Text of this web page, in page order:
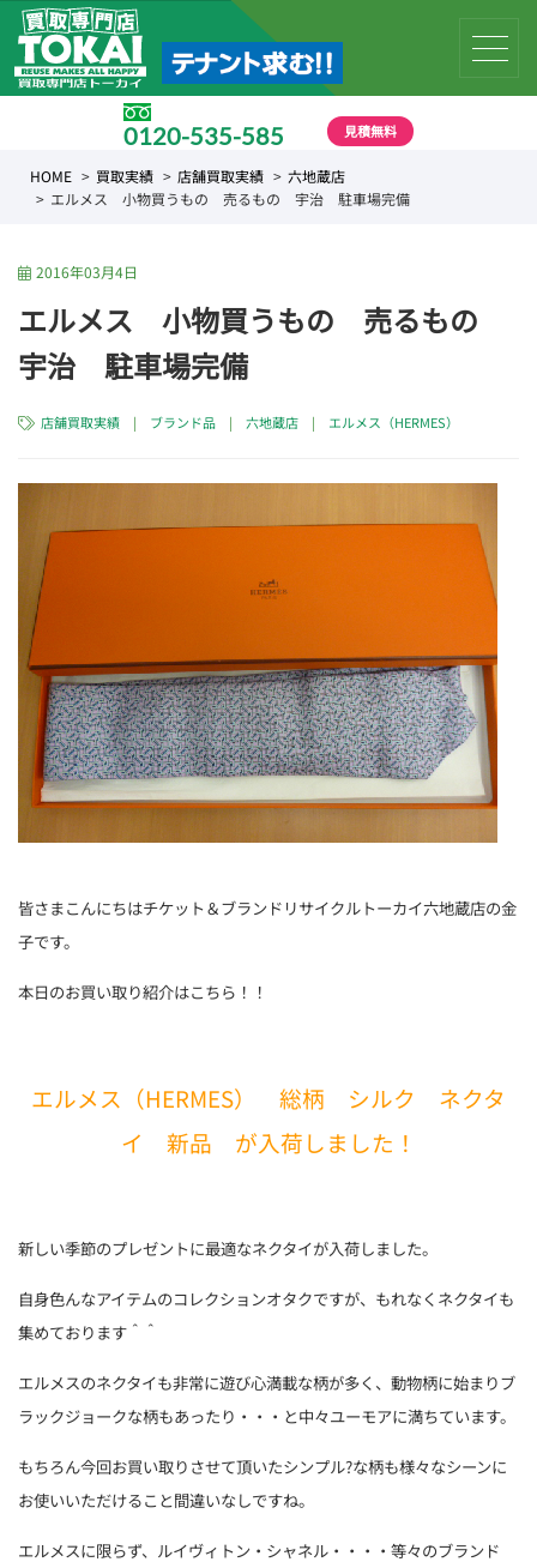
0120-535-585 見積無料
HOME 買取実績 店舗買取実績
六地蔵店
エルメス 小物買うもの 売るもの 宇治 駐車場完備
2016年03月4日
エルメス 小物買うもの 売るもの
宇治 駐車場完備
店舗買取実績 | ブランド品 |六地蔵店 | エルメス（HERMES）
皆さまこんにちはチケット＆ブランドリサイクルトーカイ六地蔵店の金
子です。
本日のお買い取り紹介はこちら！！
エルメス（HERMES） 総柄 シルク ネクタ
イ 新品 が入荷しました！
新しい季節のプレゼントに最適なネクタイが入荷しました。
自身色んなアイテムのコレクションオタクですが、もれなくネクタイも
集めております＾＾
エルメスのネクタイも非常に遊び心満載な柄が多く、動物柄に始まりブ
ラックジョークな柄もあったり・・・と中々ユーモアに満ちています。
もちろん今回お買い取りさせて頂いたシンプル?な柄も様々なシーンに
お使いいただけること間違いなしですね。
エルメスに限らず、ルイヴィトン・シャネル・・・・等々のブランド